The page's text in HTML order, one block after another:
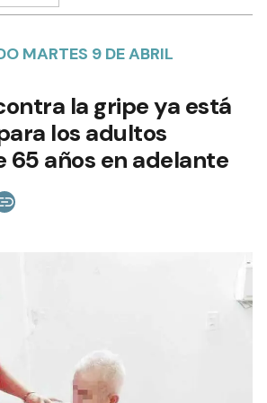
MARTES 9 DE ABRIL
la gripe ya está
los adultos
65 años en adelante